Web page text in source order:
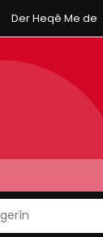
Der Heqê Me de